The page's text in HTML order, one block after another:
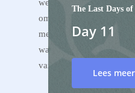
The Last Days of
Day 11
Lees meer
we in deze fantastische
omstreken – een plek
mensen van Jezus
waarheid houden en
van elkaar en de hele